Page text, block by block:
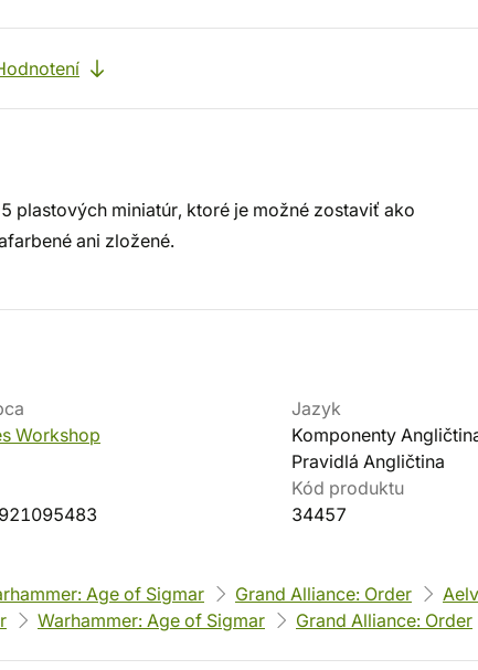
plastových miniatúr, ktoré je možné zostaviť ako
ani zložené.
Workshop
Jazyk
Komponenty
Pravidlá Angličtina
Kód produktu
34457
Age of Sigmar Grand Alliance: Order
Warhammer: Age of Sigmar Grand Alliance: Order